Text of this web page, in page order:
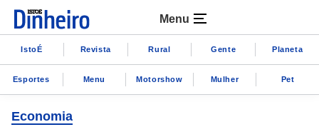
Menu
IstoÉ Revista Rural Gente Planeta
Esportes Menu Motorshow Mulher Pet
Economia